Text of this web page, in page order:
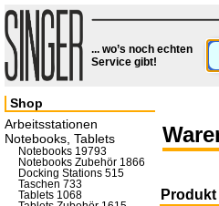
... wo’s noch echten
Service gibt!
Produkt
Shop
Arbeitsstationen
Notebooks, Tablets
Notebooks 19793
Notebooks Zubehör 1866
Docking Stations 515
Taschen 733
Tablets 1068